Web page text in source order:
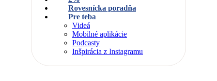
Rovesnícka poradňa
Pre teba
Videá
Mobilné aplikácie
Podcasty
Inšpirácia z Instagramu